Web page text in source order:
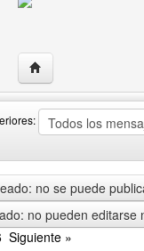
Visitar sitio web del
no se puede
no pueden editarse
Siguiente »